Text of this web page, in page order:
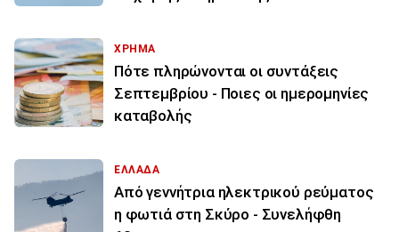
ΧΡΗΜΑ
Πότε πληρώνονται οι συντάξεις
Σεπτεμβρίου - Ποιες οι ημερομηνίες
καταβολής
ΕΛΛΑΔΑ
Από γεννήτρια ηλεκτρικού ρεύματος
η φωτιά στη Σκύρο - Συνελήφθη